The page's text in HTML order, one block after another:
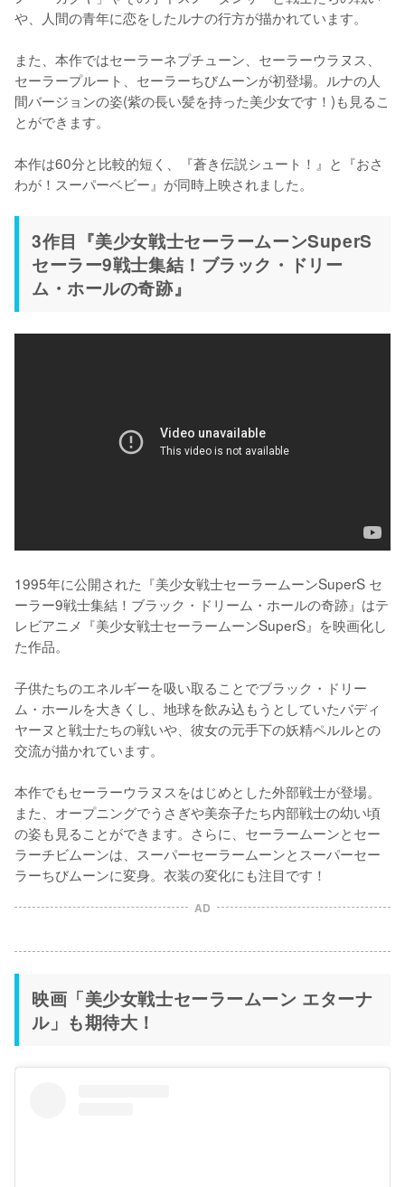
や、人間の青年に恋をしたルナの行方が描かれています。
また、本作ではセーラーネプチューン、セーラーウラヌス、
セーラープルート、セーラーちびムーンが初登場。ルナの人
間バージョンの姿(紫の長い髪を持った美少女です！)も見るこ
とができます。
本作は60分と比較的短く、『蒼き伝説シュート！』と『おさ
わが！スーパーベビー』が同時上映されました。
3作目『美少女戦士セーラームーンSuperS
セーラー9戦士集結！ブラック・ドリー
ム・ホールの奇跡』
1995年に公開された『美少女戦士セーラームーンSuperS セ
ーラー9戦士集結！ブラック・ドリーム・ホールの奇跡』はテ
レビアニメ『美少女戦士セーラームーンSuperS』を映画化し
た作品。
子供たちのエネルギーを吸い取ることでブラック・ドリー
ム・ホールを大きくし、地球を飲み込もうとしていたバディ
ヤーヌと戦士たちの戦いや、彼女の元手下の妖精ペルルとの
交流が描かれています。
本作でもセーラーウラヌスをはじめとした外部戦士が登場。
また、オープニングでうさぎや美奈子たち内部戦士の幼い頃
の姿も見ることができます。さらに、セーラームーンとセー
ラーチビムーンは、スーパーセーラームーンとスーパーセー
ラーちびムーンに変身。衣装の変化にも注目です！
AD
映画「美少女戦士セーラームーン エターナ
ル」も期待大！